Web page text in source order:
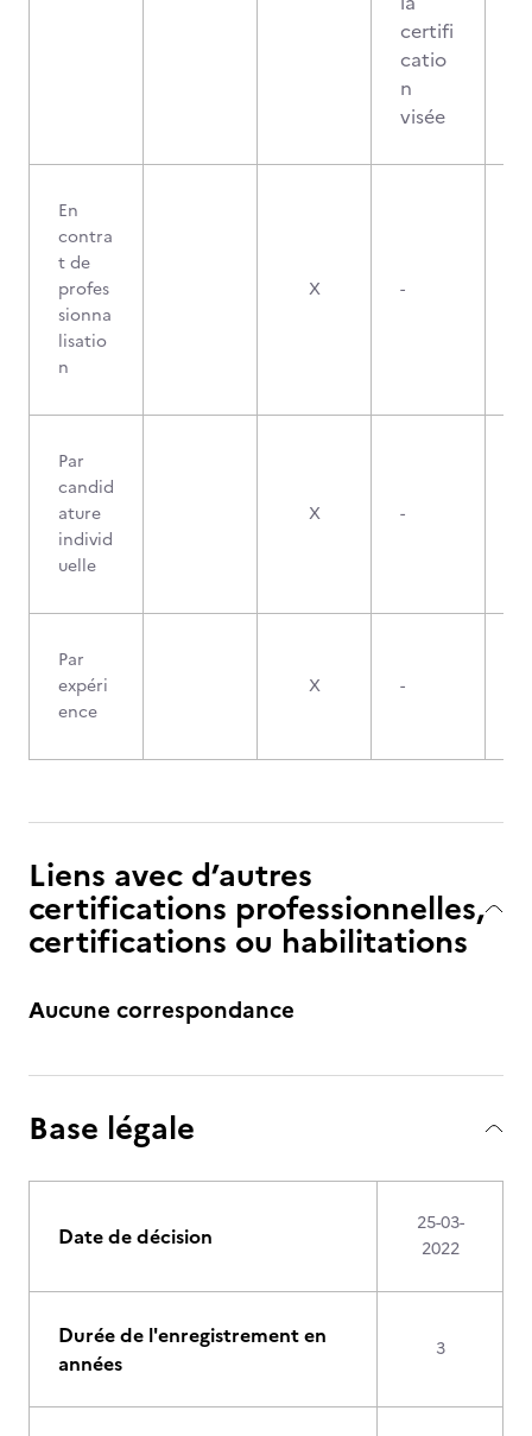
certifi
catio
n
visée
En
contra
t de
profes
sionna
lisatio
n
X -
Par
candid
ature
individ
uelle
X -
Par
expéri
ence
X -
Liens avec d’autres
certifications professionnelles,
certifications ou habilitations
Aucune correspondance
Base légale
Date de décision
25-03-
2022
Durée de l'enregistrement en
années
3